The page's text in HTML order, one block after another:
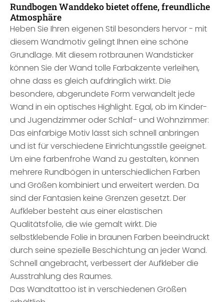
Rundbogen Wanddeko bietet offene, freundliche
Atmosphäre
Heben Sie Ihren eigenen Stil besonders hervor - mit
diesem Wandmotiv gelingt Ihnen eine schöne
Grundlage. Mit diesem rotbraunen Wandsticker
können Sie der Wand tolle Farbakzente verleihen,
ohne dass es gleich aufdringlich wirkt. Die
besondere, abgerundete Form verwandelt jede
Wand in ein optisches Highlight. Egal, ob im Kinder-
und Jugendzimmer oder Schlaf- und Wohnzimmer:
Das einfarbige Motiv lässt sich schnell anbringen
und ist für verschiedene Einrichtungsstile geeignet.
Um eine farbenfrohe Wand zu gestalten, können
mehrere Rundbögen in unterschiedlichen Farben
und Größen kombiniert und erweitert werden. Da
sind der Fantasien keine Grenzen gesetzt. Der
Aufkleber besteht aus einer elastischen
Qualitätsfolie, die wie gemalt wirkt. Die
selbstklebende Folie in braunen Farben beeindruckt
durch seine spezielle Beschichtung an jeder Wand.
Schnell angebracht, verbessert der Aufkleber die
Ausstrahlung des Raumes.
Das Wandtattoo ist in verschiedenen Größen